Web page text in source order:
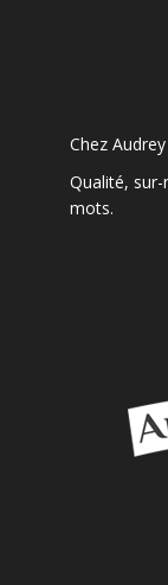
Chez
Qualité,
mots.